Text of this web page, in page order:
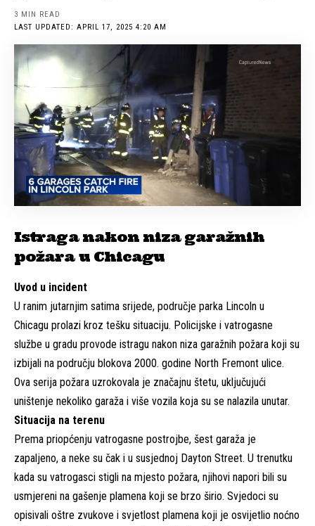
LAST UPDATED: APRIL 17, 2025 4:20 AM
3 MIN READ
Istraga nakon niza garažnih
požara u Chicagu
Uvod u incident
U ranim jutarnjim satima srijede, područje parka Lincoln u
Chicagu prolazi kroz tešku situaciju. Policijske i vatrogasne
službe u gradu provode istragu nakon niza garažnih požara koji su
izbijali na području blokova 2000. godine North Fremont ulice.
Ova serija požara uzrokovala je značajnu štetu, uključujući
uništenje nekoliko garaža i više vozila koja su se nalazila unutar.
Situacija na terenu
Prema priopćenju vatrogasne postrojbe, šest garaža je
zapaljeno, a neke su čak i u susjednoj Dayton Street. U trenutku
kada su vatrogasci stigli na mjesto požara, njihovi napori bili su
usmjereni na gašenje plamena koji se brzo širio. Svjedoci su
opisivali oštre zvukove i svjetlost plamena koji je osvijetlio noćno